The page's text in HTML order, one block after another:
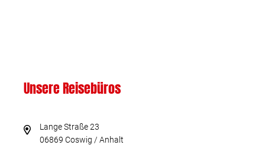
Unsere Reisebüros
Lange Straße 23
06869 Coswig / Anhalt